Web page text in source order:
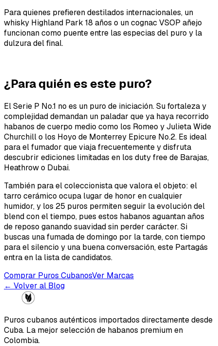
Para quienes prefieren destilados internacionales, un
whisky Highland Park 18 años o un cognac VSOP añejo
funcionan como puente entre las especias del puro y la
dulzura del final.
¿Para quién es este puro?
El Serie P No.1 no es un puro de iniciación. Su fortaleza y
complejidad demandan un paladar que ya haya recorrido
habanos de cuerpo medio como los Romeo y Julieta Wide
Churchill o los Hoyo de Monterrey Epicure No.2. Es ideal
para el fumador que viaja frecuentemente y disfruta
descubrir ediciones limitadas en los duty free de Barajas,
Heathrow o Dubai.
También para el coleccionista que valora el objeto: el
tarro cerámico ocupa lugar de honor en cualquier
humidor, y los 25 puros permiten seguir la evolución del
blend con el tiempo, pues estos habanos aguantan años
de reposo ganando suavidad sin perder carácter. Si
buscas una fumada de domingo por la tarde, con tiempo
para el silencio y una buena conversación, este Partagás
entra en la lista de candidatos.
Comprar Puros CubanosVer Marcas
← Volver al Blog
Puros cubanos auténticos importados directamente desde
Cuba. La mejor selección de habanos premium en
Colombia.